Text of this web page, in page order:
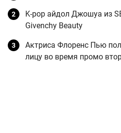
K-pop айдол Джошуа из
Givenchy Beauty
Актриса Флоренс Пью
лицу во время промо